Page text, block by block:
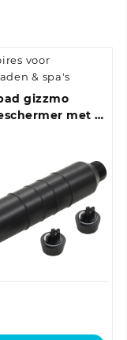
voor
& spa's
gizzmo
met 2